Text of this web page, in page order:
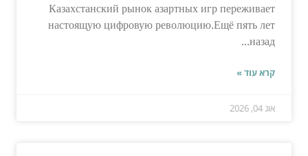
Казахстанский рынок азартных игр переживает
настоящую цифровую революцию.Ещё пять лет
назад...
קרא עוד »
אוג 04, 2026